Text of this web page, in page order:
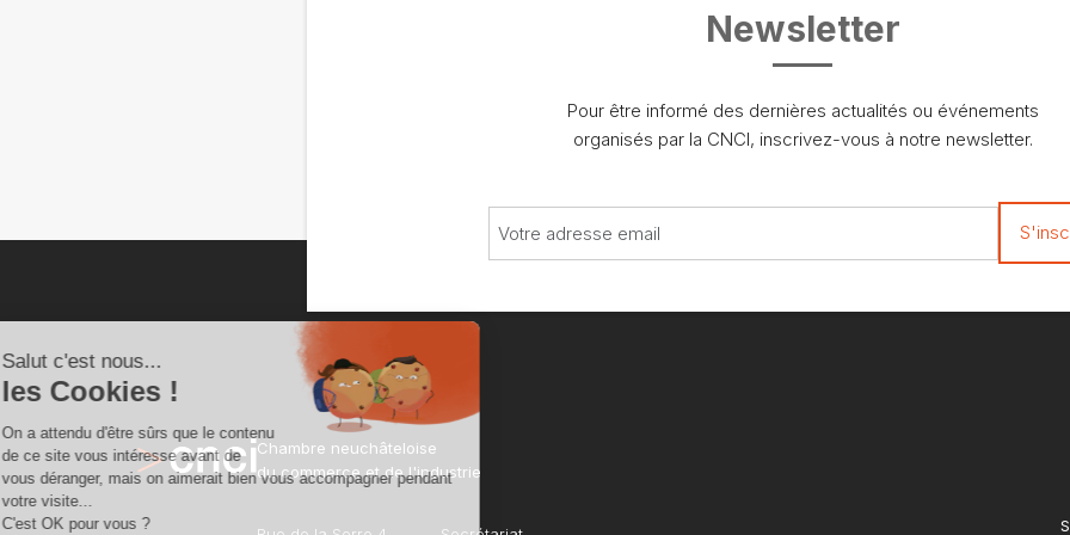
Newsletter
Pour être informé des dernières actualités ou événements
organisés par la CNCI, inscrivez-vous à notre newsletter.
Chambre neuchâteloise
du commerce et de l'industrie